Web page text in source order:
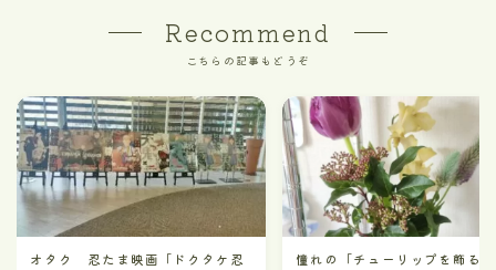
Recommend
こちらの記事もどうぞ
オタク 忍たま映画「ドクタケ忍
憧れの「チューリップを飾る